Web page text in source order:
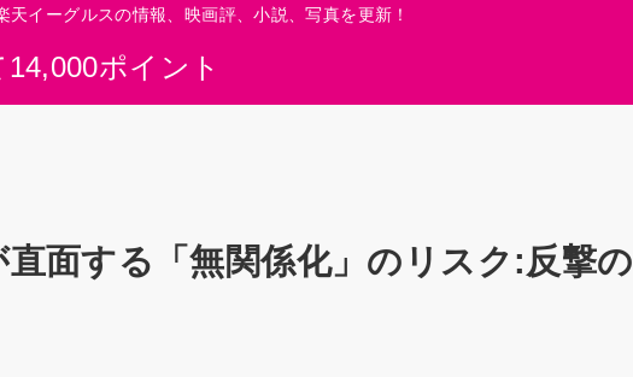
ポイント
イーグルスの情報、映画評、小説、写真を更新！
面する「無関係化」のリスク:反撃の